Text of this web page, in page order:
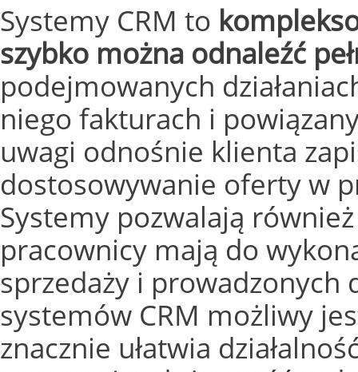
Systemy CRM to
szybko można odnaleźć
podejmowanych
niego fakturach i
uwagi odnośnie klienta
dostosowywanie oferty w
Systemy pozwalają
pracownicy mają do
sprzedaży i prowadzonych
systemów CRM możliwy
znacznie ułatwia